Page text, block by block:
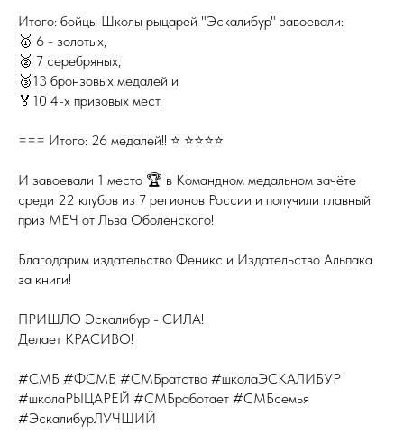
Итого: бойцы Школы рыцарей "Эскалибур" завоевали:
🥇 6 - золотых,
🥈 7 серебряных,
🥉13 бронзовых медалей и
🏅10 4-х призовых мест.
=== Итого: 26 медалей!! ⭐️ ⭐️⭐️⭐️⭐️
И завоевали 1 место 🏆 в Командном медальном зачёте
среди 22 клубов из 7 регионов России и получили главный
приз МЕЧ от Льва Оболенского!
Благодарим издательство Феникс и Издательство Альпака
за книги!
ПРИШЛО Эскалибур - СИЛА!
Делает КРАСИВО!
#СМБ #ФСМБ #СМБратство #школаЭСКАЛИБУР
#школаРЫЦАРЕЙ #СМБработает #СМБсемья
#ЭскалибурЛУЧШИЙ